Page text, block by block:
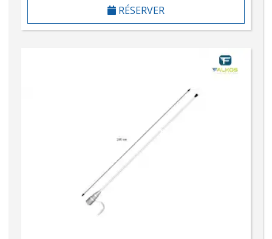
RÉSERVER